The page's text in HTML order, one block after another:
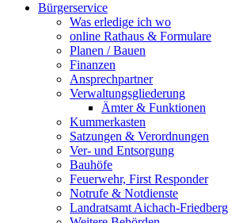
Bürgerservice
Was erledige ich wo
online Rathaus & Formulare
Planen / Bauen
Finanzen
Ansprechpartner
Verwaltungsgliederung
Ämter & Funktionen
Kummerkasten
Satzungen & Verordnungen
Ver- und Entsorgung
Bauhöfe
Feuerwehr, First Responder
Notrufe & Notdienste
Landratsamt Aichach-Friedberg